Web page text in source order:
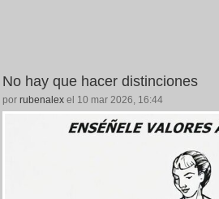
No hay que hacer distinciones
por rubenalex el 10 mar 2026, 16:44